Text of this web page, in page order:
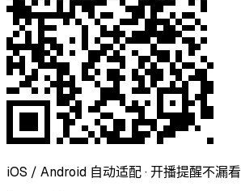
iOS / Android 自动适配 · 开播提醒不漏看